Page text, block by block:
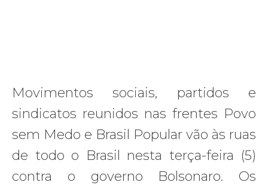
Movimentos sociais, partidos e
sindicatos reunidos nas frentes Povo
sem Medo e Brasil Popular vão às ruas
de todo o Brasil nesta terça-feira (5)
contra o governo Bolsonaro. Os